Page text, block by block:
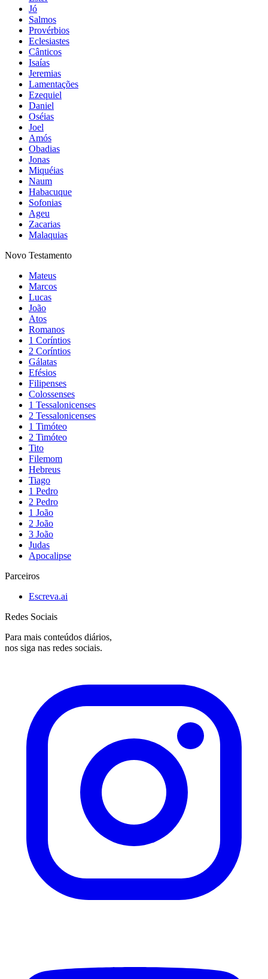
Jó
Salmos
Provérbios
Eclesiastes
Cânticos
Isaías
Jeremias
Lamentações
Ezequiel
Daniel
Oséias
Joel
Amós
Obadias
Jonas
Miquéias
Naum
Habacuque
Sofonias
Ageu
Zacarias
Malaquias
Novo Testamento
Mateus
Marcos
Lucas
João
Atos
Romanos
1 Coríntios
2 Coríntios
Gálatas
Efésios
Filipenses
Colossenses
1 Tessalonicenses
2 Tessalonicenses
1 Timóteo
2 Timóteo
Tito
Filemom
Hebreus
Tiago
1 Pedro
2 Pedro
1 João
2 João
3 João
Judas
Apocalipse
Parceiros
Escreva.ai
Redes Sociais
Para mais conteúdos diários,
nos siga nas redes sociais.